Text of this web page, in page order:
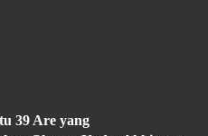
39 Are yang